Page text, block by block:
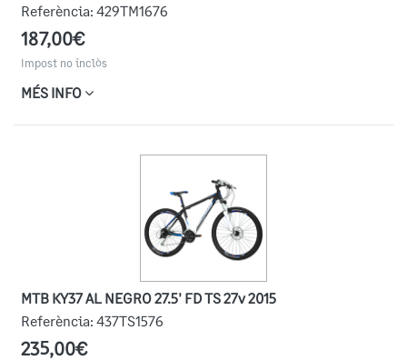
Referència: 429TM1676
187,00€
Impost no inclòs
MÉS INFO
MTB KY37 AL NEGRO 27.5' FD TS 27v 2015
Referència: 437TS1576
235,00€